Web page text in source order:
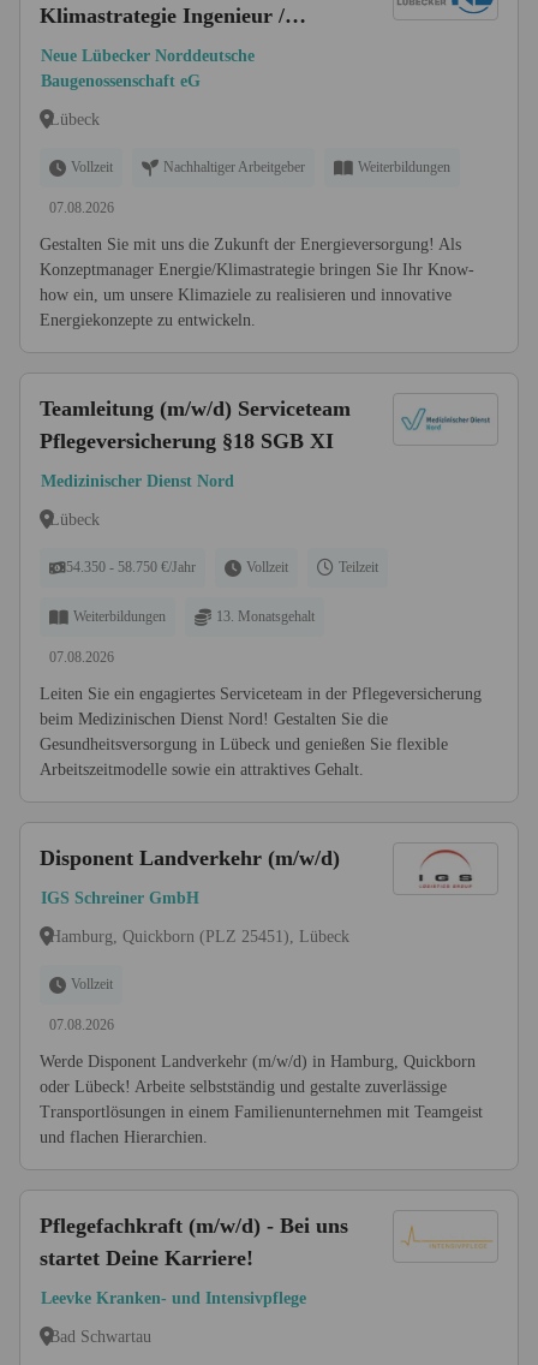
Klimastrategie Ingenieur /
Techniker / Meister
Versorgungstechnik, Energie-
oder Gebäudetechnik (w/m/d)
Neue Lübecker Norddeutsche
Baugenossenschaft eG
Lübeck
Vollzeit Nachhaltiger Arbeitgeber Weiterbildungen
07.08.2026
Gestalten Sie mit uns die Zukunft der Energieversorgung! Als
Konzeptmanager Energie/Klimastrategie bringen Sie Ihr Know-
how ein, um unsere Klimaziele zu realisieren und innovative
Energiekonzepte zu entwickeln.
Teamleitung (m/w/d) Serviceteam
Pflegeversicherung §18 SGB XI
Medizinischer Dienst Nord
Lübeck
54.350 - 58.750 €/Jahr Vollzeit Teilzeit
Weiterbildungen 13. Monatsgehalt
07.08.2026
Leiten Sie ein engagiertes Serviceteam in der Pflegeversicherung
beim Medizinischen Dienst Nord! Gestalten Sie die
Gesundheitsversorgung in Lübeck und genießen Sie flexible
Arbeitszeitmodelle sowie ein attraktives Gehalt.
Disponent Landverkehr (m/w/d)
IGS Schreiner GmbH
Hamburg, Quickborn (PLZ 25451), Lübeck
Vollzeit
07.08.2026
Werde Disponent Landverkehr (m/w/d) in Hamburg, Quickborn
oder Lübeck! Arbeite selbstständig und gestalte zuverlässige
Transportlösungen in einem Familienunternehmen mit Teamgeist
und flachen Hierarchien.
Pflegefachkraft (m/w/d) - Bei uns
startet Deine Karriere!
Leevke Kranken- und Intensivpflege
Bad Schwartau